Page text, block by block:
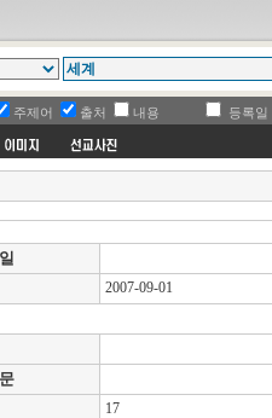
주제어 출처 내용 등록일
2007-09-01
17